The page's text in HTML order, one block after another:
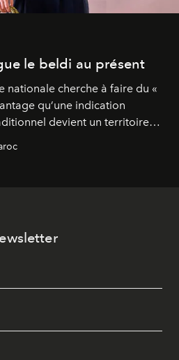
le beldi au présent
nationale cherche à faire du «
qu’une indication
devient un territoire
usages pour l’inscrire dans